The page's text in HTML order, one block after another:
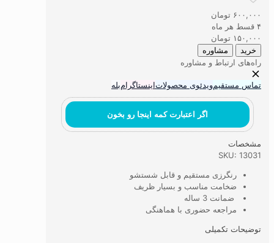
نقاشی
استادفرشچیان
کد
25
عدد
۶۰۰,۰۰۰ تومان
۴ قسط هر ماه
۱۵۰,۰۰۰ تومان
خرید مشاوره
راه‌های ارتباط و مشاوره
تماس مستقیمویدئوی محصولاتاینستاگرامبله
اگر اعتبارت کمه اینجا رو بخون
مشخصات
SKU: 13031
رنگرزی مستقیم و قابل شستشو
ضخامت مناسب و بسیار ظریف
ضمانت 3 ساله
مراجعه حضوری با هماهنگی
توضیحات تکمیلی